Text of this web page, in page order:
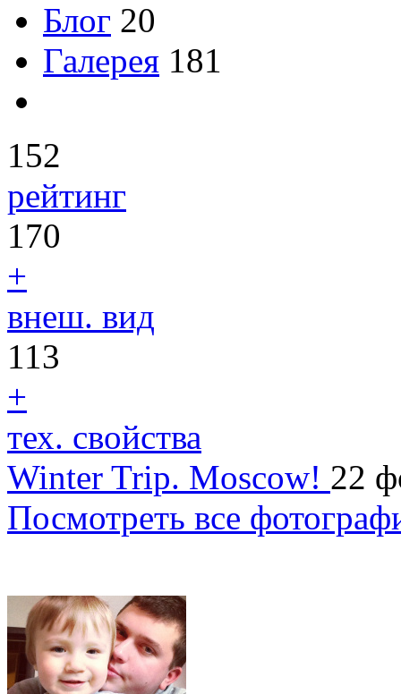
Блог 20
Галерея 181
152
рейтинг
170
+
внеш. вид
113
+
тех. свойства
Winter Trip. Moscow! 22
Посмотреть все